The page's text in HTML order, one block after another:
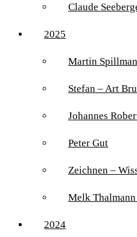
Claude
2025
Martin
Stefan – Art
Johannes
Peter Gut
Zeichnen –
Melk
2024